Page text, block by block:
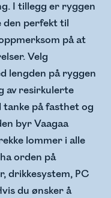
I tillegg er ryggen
den perfekt til
på at
Velg
lengden på ryggen
av resirkulerte
på fasthet og
byr Vaagaa
lommer i alle
orden på
drikkesystem, PC
du ønsker å